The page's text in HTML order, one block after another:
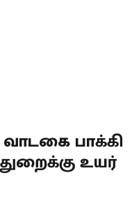
பாக்கி
உயர்